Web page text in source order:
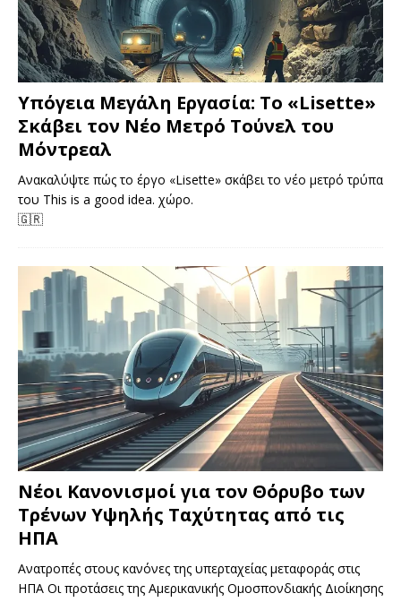
Υπόγεια Μεγάλη Εργασία: Το «Lisette»
Σκάβει τον Νέο Μετρό Τούνελ του
Μόντρεαλ
Ανακαλύψτε πώς το έργο «Lisette» σκάβει το νέο μετρό τρύπα
του This is a good idea. χώρο.
🇬🇷
Νέοι Κανονισμοί για τον Θόρυβο των
Τρένων Υψηλής Ταχύτητας από τις
ΗΠΑ
Ανατροπές στους κανόνες της υπερταχείας μεταφοράς στις
ΗΠΑ Οι προτάσεις της Αμερικανικής Ομοσπονδιακής Διοίκησης